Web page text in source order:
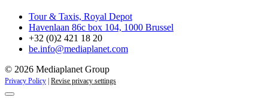
Tour & Taxis, Royal Depot
Havenlaan 86c box 104, 1000 Brussel
+32 (0)2 421 18 20
be.info@mediaplanet.com
© 2026 Mediaplanet Group
Privacy Policy Revise privacy settings